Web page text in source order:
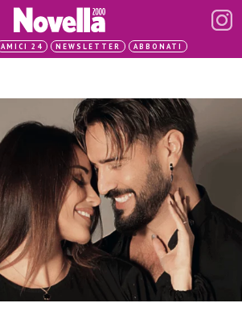
AMICI 24 NEWSLETTER ABBONATI